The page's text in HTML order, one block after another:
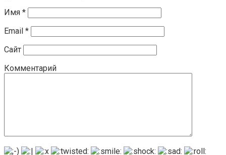
Имя *
Email *
Сайт
Комментарий